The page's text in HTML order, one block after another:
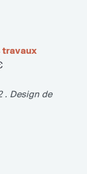
travaux
. Design de